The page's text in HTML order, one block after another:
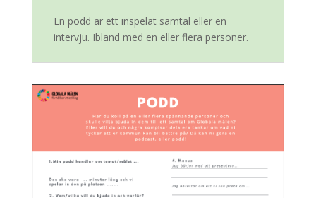
En podd är ett inspelat samtal eller en
intervju. Ibland med en eller flera personer.